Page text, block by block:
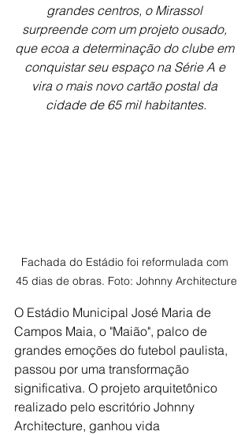
grandes centros, o Mirassol
surpreende com um projeto ousado,
que ecoa a determinação do clube em
conquistar seu espaço na Série A e
vira o mais novo cartão postal da
cidade de 65 mil habitantes.
Fachada do Estádio foi reformulada com
45 dias de obras. Foto: Johnny Architecture
O Estádio Municipal José Maria de
Campos Maia, o "Maião", palco de
grandes emoções do futebol paulista,
passou por uma transformação
significativa. O projeto arquitetônico
realizado pelo escritório Johnny
Architecture, ganhou vida